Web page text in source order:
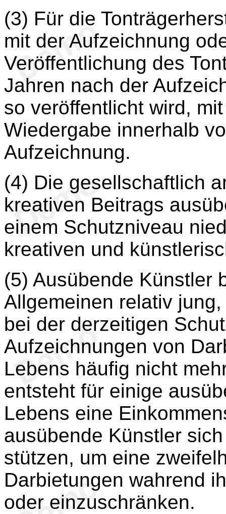
(3) Für die
mit der Aufzeichnung
Veröffentlichung des
Jahren nach der
so veröffentlicht wird,
Wiedergabe innerhalb
Aufzeichnung.
(4) Die gesellschaftlich
kreativen Beitrags
einem Schutzniveau
kreativen und
(5) Ausübende Künstler
Allgemeinen relativ
bei der derzeitigen
Aufzeichnungen von
Lebens häufig nicht
entsteht für einige
Lebens eine
ausübende Künstler
stützen, um eine
Darbietungen wahrend
oder einzuschränken.